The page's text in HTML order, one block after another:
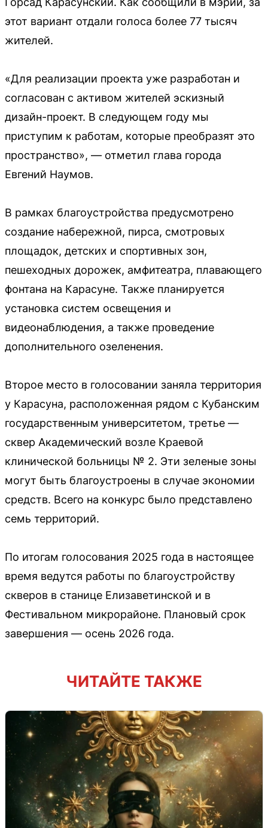
этот вариант отдали голоса более 77 тысяч
жителей.
«Для реализации проекта уже разработан и
согласован с активом жителей эскизный
дизайн-проект. В следующем году мы
приступим к работам, которые преобразят это
пространство», — отметил глава города
Евгений Наумов.
В рамках благоустройства предусмотрено
создание набережной, пирса, смотровых
площадок, детских и спортивных зон,
пешеходных дорожек, амфитеатра, плавающего
фонтана на Карасуне. Также планируется
установка систем освещения и
видеонаблюдения, а также проведение
дополнительного озеленения.
Второе место в голосовании заняла территория
у Карасуна, расположенная рядом с Кубанским
государственным университетом, третье —
сквер Академический возле Краевой
клинической больницы № 2. Эти зеленые зоны
могут быть благоустроены в случае экономии
средств. Всего на конкурс было представлено
семь территорий.
По итогам голосования 2025 года в настоящее
время ведутся работы по благоустройству
скверов в станице Елизаветинской и в
Фестивальном микрорайоне. Плановый срок
завершения — осень 2026 года.
ЧИТАЙТЕ ТАКЖЕ